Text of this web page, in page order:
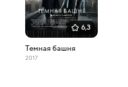
6,3
Темная башня
2017